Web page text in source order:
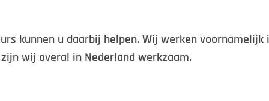
kunnen u daarbij helpen. Wij werken voornamelijk
wij overal in Nederland werkzaam.